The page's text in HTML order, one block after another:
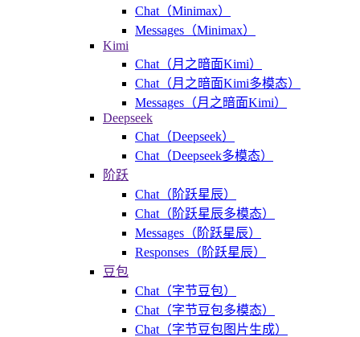
Chat（Minimax）
Messages（Minimax）
Kimi
Chat（月之暗面Kimi）
Chat（月之暗面Kimi多模态）
Messages（月之暗面Kimi）
Deepseek
Chat（Deepseek）
Chat（Deepseek多模态）
阶跃
Chat（阶跃星辰）
Chat（阶跃星辰多模态）
Messages（阶跃星辰）
Responses（阶跃星辰）
豆包
Chat（字节豆包）
Chat（字节豆包多模态）
Chat（字节豆包图片生成）